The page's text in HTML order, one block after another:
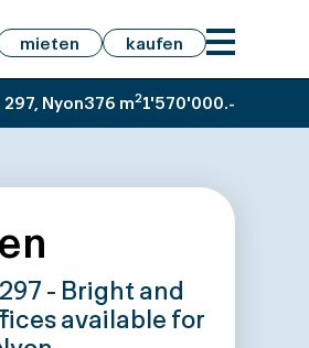
mieten kaufen
Nyon376 m21'570'000.-
- Bright and
available for